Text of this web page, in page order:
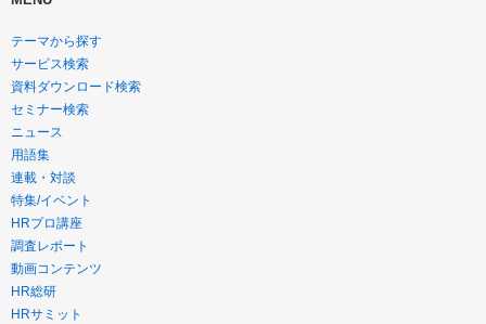
テーマから探す
サービス検索
資料ダウンロード検索
セミナー検索
ニュース
用語集
連載・対談
特集/イベント
HRプロ講座
調査レポート
動画コンテンツ
HR総研
HRサミット